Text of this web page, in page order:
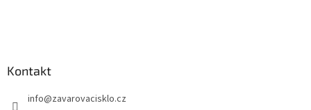
Kontakt
info@zavarovacisklo.cz